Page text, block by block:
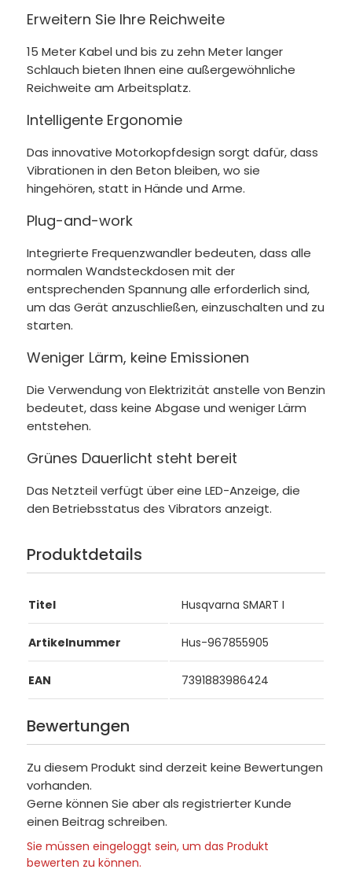
Erweitern Sie Ihre Reichweite
15 Meter Kabel und bis zu zehn Meter langer
Schlauch bieten Ihnen eine außergewöhnliche
Reichweite am Arbeitsplatz.
Intelligente Ergonomie
Das innovative Motorkopfdesign sorgt dafür, dass
Vibrationen in den Beton bleiben, wo sie
hingehören, statt in Hände und Arme.
Plug-and-work
Integrierte Frequenzwandler bedeuten, dass alle
normalen Wandsteckdosen mit der
entsprechenden Spannung alle erforderlich sind,
um das Gerät anzuschließen, einzuschalten und zu
starten.
Weniger Lärm, keine Emissionen
Die Verwendung von Elektrizität anstelle von Benzin
bedeutet, dass keine Abgase und weniger Lärm
entstehen.
Grünes Dauerlicht steht bereit
Das Netzteil verfügt über eine LED-Anzeige, die
den Betriebsstatus des Vibrators anzeigt.
Produktdetails
Titel Husqvarna SMART I
Artikelnummer Hus-967855905
EAN 7391883986424
Bewertungen
Zu diesem Produkt sind derzeit keine Bewertungen
vorhanden.
Gerne können Sie aber als registrierter Kunde
einen Beitrag schreiben.
Sie müssen eingeloggt sein, um das Produkt
bewerten zu können.